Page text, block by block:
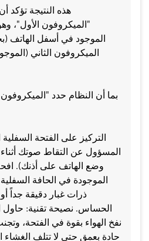
هذه النتيجة
"الميكروفون الأول"،
الموجود في أسفل الهاتف
الميكروفون الثاني
​بما أن النظام حدد "الميكروفون
المسؤول عن التقاط صوتك أثناء
وضع الهاتف على أذنك).
الموجودة في الحافة السفلية
ذرات غبار دقيقة جداً
الحساس. ​نصيحة تقنية: حاول
نفخ الهواء بقوة في الفتحة،